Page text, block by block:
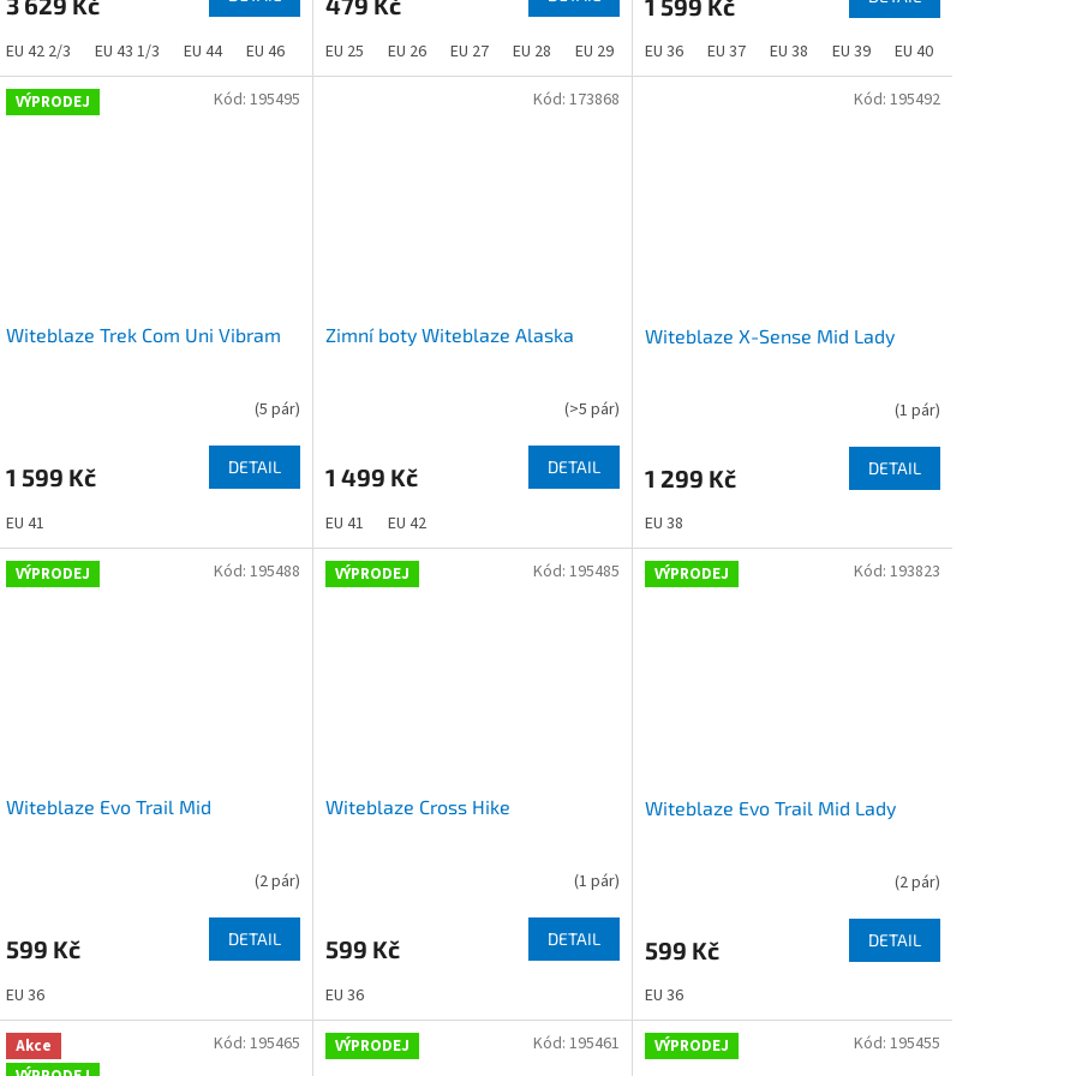
EU 42 2/3 EU 43 1/3 EU 44 EU 46 EU 25 EU 26 EU 27 EU 28 EU 29 EU 30
EU 36 EU 37 EU 38 EU 39 EU 40
VÝPRODEJ
Witeblaze Trek Com Uni Vibram
(5 pár)
1 599 Kč DETAIL
EU 41
Kód: 195495
Zimní boty Witeblaze Alaska
(>5 pár)
1 499 Kč DETAIL
EU 41 EU 42
Kód: 173868
Witeblaze X-Sense Mid Lady
(1 pár)
1 299 Kč DETAIL
EU 38
Kód: 195492
VÝPRODEJ
Witeblaze Evo Trail Mid
(2 pár)
599 Kč DETAIL
EU 36
Kód: 195488 VÝPRODEJ
Witeblaze Cross Hike
(1 pár)
599 Kč DETAIL
EU 36
Kód: 195485 VÝPRODEJ
Witeblaze Evo Trail Mid Lady
(2 pár)
599 Kč DETAIL
EU 36
Kód: 193823
Akce
Kód: 195465 VÝPRODEJ Kód: 195461 VÝPRODEJ Kód: 195455